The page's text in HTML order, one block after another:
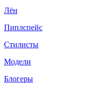
Лён
Пиплспейс
Стилисты
Модели
Блогеры